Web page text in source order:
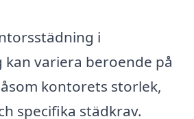
i
variera beroende på
kontorets storlek,
specifika städkrav.